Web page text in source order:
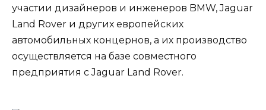
участии дизайнеров и инженеров BMW, Jaguar
Land Rover и других европейских
автомобильных концернов, а их производство
осуществляется на базе совместного
предприятия с Jaguar Land Rover.